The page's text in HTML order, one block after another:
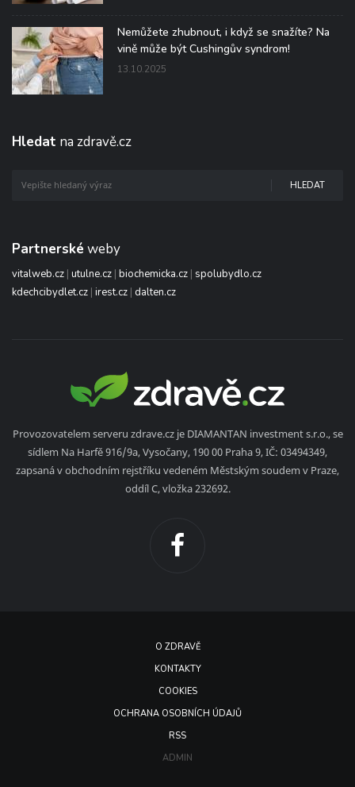
Nemůžete zhubnout, i když se snažíte? Na
vině může být Cushingův syndrom!
13.10.2025
Hledat na zdravě.cz
HLEDAT
Partnerské weby
vitalweb.cz | utulne.cz | biochemicka.cz | spolubydlo.cz
kdechcibydlet.cz | irest.cz | dalten.cz
Provozovatelem serveru zdrave.cz je DIAMANTAN investment s.r.o., se
sídlem Na Harfě 916/9a, Vysočany, 190 00 Praha 9, IČ: 03494349,
zapsaná v obchodním rejstříku vedeném Městským soudem v Praze,
oddíl C, vložka 232692.
O ZDRAVĚ
KONTAKTY
COOKIES
OCHRANA OSOBNÍCH ÚDAJŮ
RSS
ADMIN